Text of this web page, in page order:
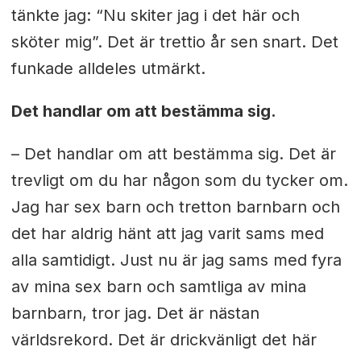
tänkte jag: “Nu skiter jag i det här och
sköter mig”. Det är trettio år sen snart. Det
funkade alldeles utmärkt.
Det handlar om att bestämma sig.
– Det handlar om att bestämma sig. Det är
trevligt om du har någon som du tycker om.
Jag har sex barn och tretton barnbarn och
det har aldrig hänt att jag varit sams med
alla samtidigt. Just nu är jag sams med fyra
av mina sex barn och samtliga av mina
barnbarn, tror jag. Det är nästan
världsrekord. Det är drickvänligt det här